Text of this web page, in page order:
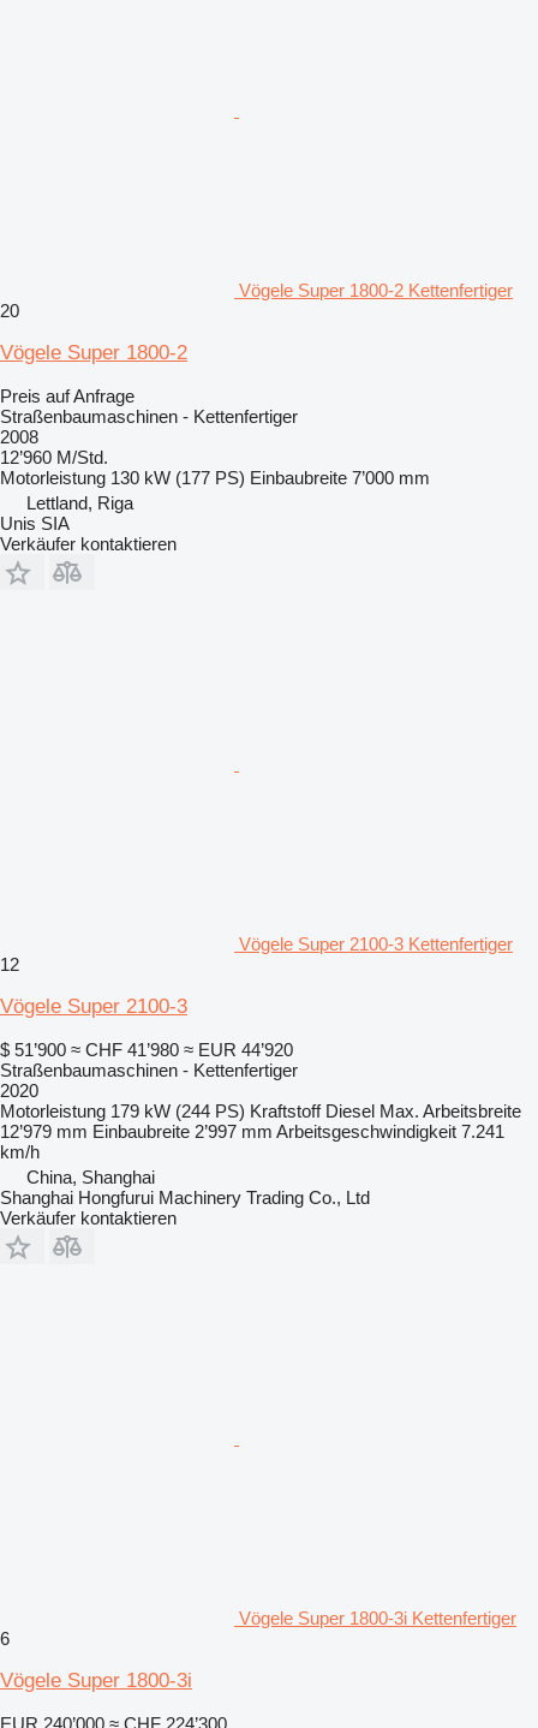
Vögele Super 1800-2 Kettenfertiger
20
Vögele Super 1800-2
Preis auf Anfrage
Straßenbaumaschinen - Kettenfertiger
2008
12’960 M/Std.
Motorleistung 130 kW (177 PS) Einbaubreite 7’000 mm
Lettland, Riga
Unis SIA
Verkäufer kontaktieren
Vögele Super 2100-3 Kettenfertiger
12
Vögele Super 2100-3
$ 51’900 ≈ CHF 41’980 ≈ EUR 44’920
Straßenbaumaschinen - Kettenfertiger
2020
Motorleistung 179 kW (244 PS) Kraftstoff Diesel Max. Arbeitsbreite
12’979 mm Einbaubreite 2’997 mm Arbeitsgeschwindigkeit 7.241
km/h
China, Shanghai
Shanghai Hongfurui Machinery Trading Co., Ltd
Verkäufer kontaktieren
Vögele Super 1800-3i Kettenfertiger
6
Vögele Super 1800-3i
EUR 240’000 ≈ CHF 224’300